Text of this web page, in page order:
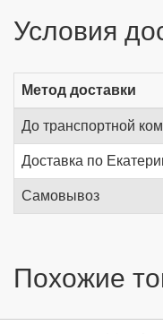
Условия
Метод доставки
До транспортной
Доставка по
Самовывоз
Похожие